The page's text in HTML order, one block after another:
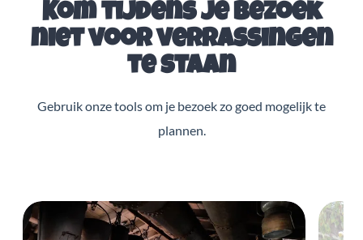
Kom tijdens je bezoek
niet voor verrassingen
te staan
Gebruik onze tools om je bezoek zo goed mogelijk te
plannen.